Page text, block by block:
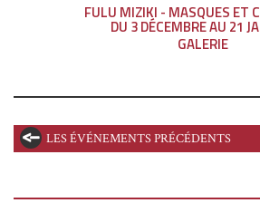
FULU MIZIKI - MASQUES ET
DU 3 DÉCEMBRE AU 21
GALERIE
LES ÉVÉNEMENTS PRÉCÉDENTS